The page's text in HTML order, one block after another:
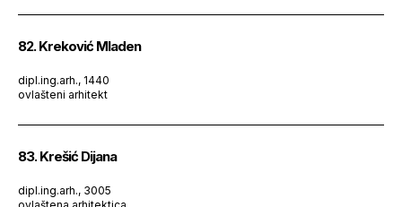
82. Kreković Mladen
dipl.ing.arh., 1440
ovlašteni arhitekt
83. Krešić Dijana
dipl.ing.arh., 3005